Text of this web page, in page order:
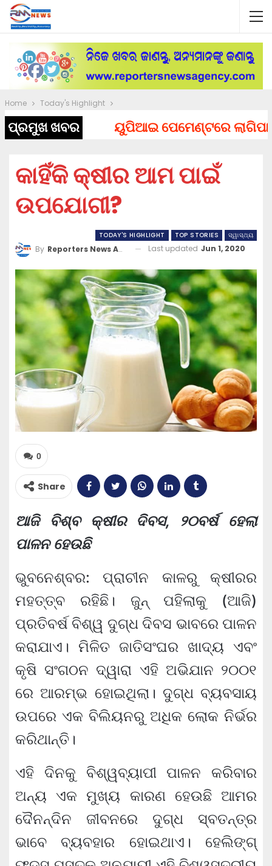
Home Today's Highlight
ପ୍ରମୁଖ ଖବର ୟୁପିଆଇ ପେମେଣ୍ଟରେ ଲାଗିପାରେ
କାହିଁକି କ୍ଷୀର ଆମ ପାଇଁ
ଉପଯୋଗୀ?
TODAY'S HIGHLIGHT TOP STORIES ସ୍ୱାସ୍ଥ୍ୟ
By Reporters News Agency Last updated Jun 1, 2020
0
Share
ଆଜି ବିଶ୍ବ କ୍ଷୀର ଦିବସ, ୨୦ବର୍ଷ ହେଲା
ପାଳନ ହେଉଛି
ଭୁବନେଶ୍ବର: ପ୍ରାଚୀନ କାଳରୁ କ୍ଷୀରର
ମହତ୍ତ୍ବ ରହିଛି। ଜୁନ୍ ପହିଲାକୁ (ଆଜି)
ପ୍ରତିବର୍ଷ ବିଶ୍ୱ ଦୁଗ୍ଧ ଦିବସ ଭାବରେ ପାଳନ
କରାଯାଏ। ମିଳିତ ଜାତିସଂଘର ଖାଦ୍ୟ ଏବଂ
କୃଷି ସଂଗଠନ ଦ୍ୱାରା ଏହି ଅଭିଯାନ ୨୦୦୧
ରେ ଆରମ୍ଭ ହୋଇଥିଲା। ଦୁଗ୍ଧ ବ୍ୟବସାୟ
ଉପରେ ଏକ ବିଲିୟନରୁ ଅଧିକ ଲୋକ ନିର୍ଭର
କରିଥାନ୍ତି।
ଏହି ଦିନକୁ ବିଶ୍ୱବ୍ୟାପୀ ପାଳନ କରିବାର
ଅନ୍ୟ ଏକ ମୁଖ୍ୟ କାରଣ ହେଉଛି ଆମର
ଦୈନନ୍ଦିନ ଜୀବନରେ ଦୁଗ୍ଧ ସ୍ବତନ୍ତ୍ର
ଭାବେ ବ୍ୟବହାର ହୋଇଥାଏ। ହେଲିଙ୍ଗ୍